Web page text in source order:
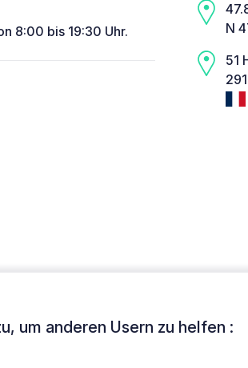
8:00 bis 19:30 Uhr.
N
51
um anderen Usern zu helfen :